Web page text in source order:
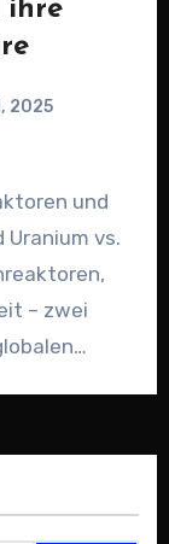
ihre
2025
und
vs.
– zwei